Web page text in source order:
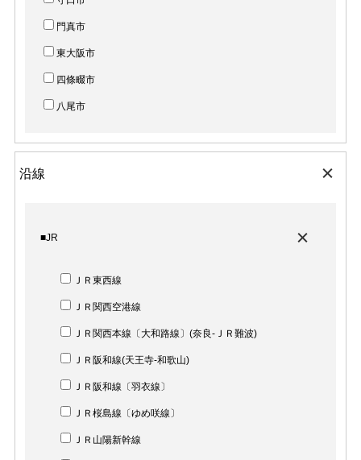
門真市
東大阪市
四條畷市
八尾市
沿線
■JR
ＪＲ東西線
ＪＲ関西空港線
ＪＲ関西本線〔大和路線〕(奈良-ＪＲ難波)
ＪＲ阪和線(天王寺-和歌山)
ＪＲ阪和線〔羽衣線〕
ＪＲ桜島線〔ゆめ咲線〕
ＪＲ山陽新幹線